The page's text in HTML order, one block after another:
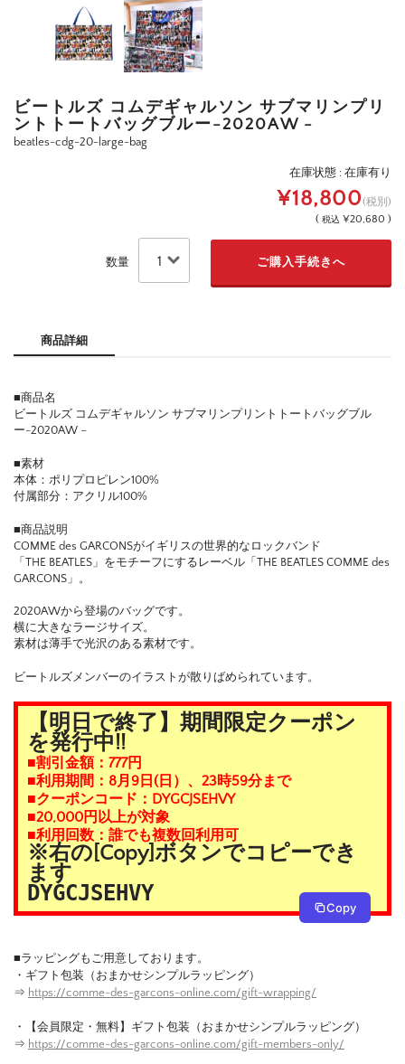
ビートルズ コムデギャルソン サブマリンプリ
ントトートバッグブルー-2020AW -
beatles-cdg-20-large-bag
在庫状態 : 在庫有り
¥18,800(税別)
( 税込 ¥20,680 )
数量
商品詳細
■商品名
ビートルズ コムデギャルソン サブマリンプリントトートバッグブル
ー-2020AW –
■素材
本体：ポリプロピレン100%
付属部分：アクリル100%
■商品説明
COMME des GARCONSがイギリスの世界的なロックバンド
「THE BEATLES」をモチーフにするレーベル「THE BEATLES COMME des
GARCONS」。
2020AWから登場のバッグです。
横に大きなラージサイズ。
素材は薄手で光沢のある素材です。
ビートルズメンバーのイラストが散りばめられています。
【明日で終了】期間限定クーポン
を発行中!!
■割引金額：777円
■利用期間：8月9日(日）、23時59分まで
■クーポンコード：DYGCJSEHVY
■20,000円以上が対象
■利用回数：誰でも複数回利用可
※右の[Copy]ボタンでコピーでき
ます
DYGCJSEHVY
Copy
■ラッピングもご用意しております。
・ギフト包装（おまかせシンプルラッピング）
⇒ https://comme-des-garcons-online.com/gift-wrapping/
・【会員限定・無料】ギフト包装（おまかせシンプルラッピング）
⇒ https://comme-des-garcons-online.com/gift-members-only/